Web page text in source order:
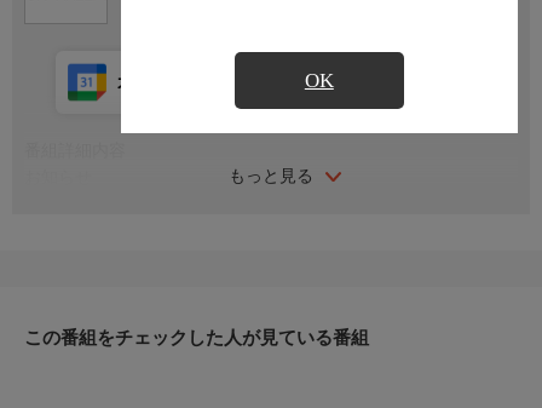
OK
もっと見る
カレンダー登録 アプリ視聴
ヤーが厳選した商品を24時間ご紹介。世界中の逸品に出会う喜び
この番組をチェックした人が見ている番組